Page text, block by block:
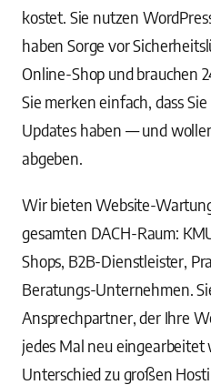
kostet. Sie nutzen
haben Sorge vor
Online-Shop und brauchen
Sie merken einfach, dass
Updates haben — und
abgeben.
Wir bieten Website-
gesamten DACH-Raum:
Shops, B2B-Dienstleister,
Beratungs-Unternehmen.
Ansprechpartner, der Ihre
jedes Mal neu
Unterschied zu großen